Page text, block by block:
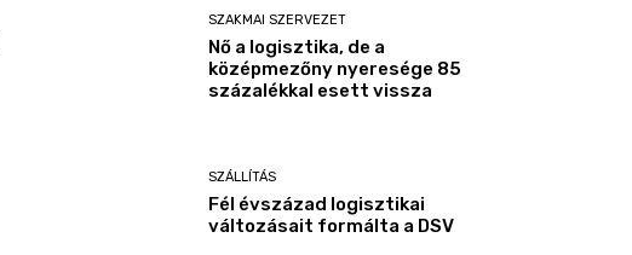
SZAKMAI SZERVEZET
Nő a logisztika, de a
középmezőny nyeresége 85
százalékkal esett vissza
SZÁLLÍTÁS
Fél évszázad logisztikai
változásait formálta a DSV